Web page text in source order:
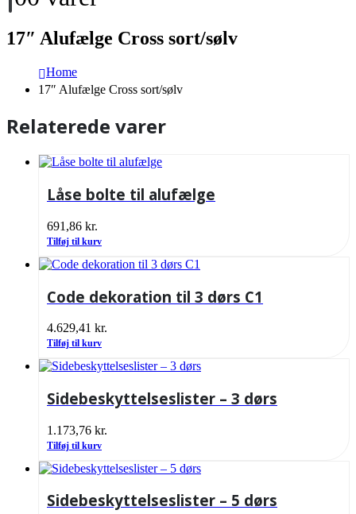
17″ Alufælge Cross sort/sølv
Home
17″ Alufælge Cross sort/sølv
Relaterede varer
Låse bolte til alufælge
691,86 kr.
Tilføj til kurv
Code dekoration til 3 dørs C1
4.629,41 kr.
Tilføj til kurv
Sidebeskyttelseslister – 3 dørs
1.173,76 kr.
Tilføj til kurv
Sidebeskyttelseslister – 5 dørs